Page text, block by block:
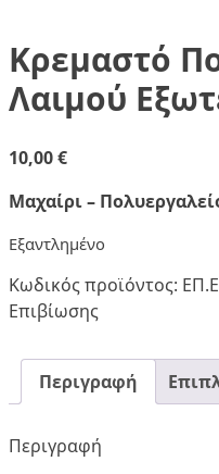
Κρεμαστό
Λαιμού
10,00€
Μαχαίρι –
Εξαντλημένο
Κωδικός προϊόντος:
Επιβίωσης
Περιγραφή
Περιγραφή